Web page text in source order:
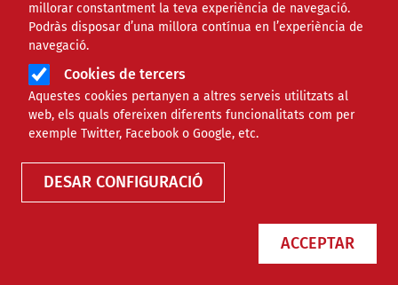
millorar constantment la teva experiència de navegació.
Podràs disposar d’una millora contínua en l’experiència de
navegació.
Cookies de tercers
Aquestes cookies pertanyen a altres serveis utilitzats al
web, els quals ofereixen diferents funcionalitats com per
exemple Twitter, Facebook o Google, etc.
DESAR CONFIGURACIÓ
ACCEPTAR
Finançament
Tipus